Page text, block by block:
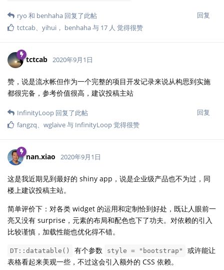
回复
ryo 和 benhaha 回复了此帖
tctcab、 yihui ， benhaha与 17 人 觉得很赞
tctcab 2020年9月1日
赞，说是流水帐但作为一个完整的项目开发记录来说从构思到实施
都很完备，参考价值很高，建议投稿主站
回复
InfinityLoop 回复了此帖
fangzq、 wglaive与 InfinityLoop觉得很赞
nan.xiao 2020年9月1日
这是我近期见到最好的 shiny app，说是企业级产品也不为过，同
楼上建议投稿主站。
简单评价下：对各类 widget 的运用和定制恰到好处，既让人眼前一
亮又没有 surprise，元素的布局和配色也下了功夫。对依赖的引入
比较谨慎，加载性能也优化得不错。
DT::datatable() 有个参数 style = "bootstrap"
或许能让
表格看起来美观一些，不过这会引入额外的 CSS 依赖。